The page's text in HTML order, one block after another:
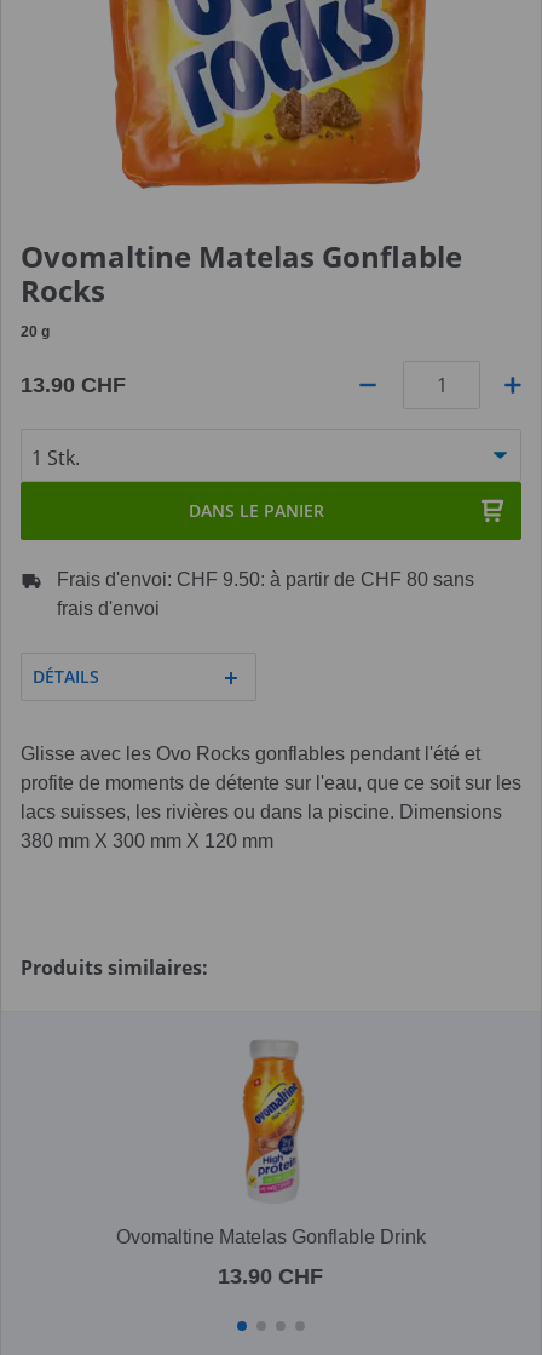
Ovomaltine Matelas Gonflable
Rocks
20 g
13.90 CHF
DANS LE PANIER
Frais d'envoi: CHF 9.50: à partir de CHF 80 sans
frais d'envoi
DÉTAILS
Glisse avec les Ovo Rocks gonflables pendant l'été et
profite de moments de détente sur l'eau, que ce soit sur les
lacs suisses, les rivières ou dans la piscine. Dimensions
380 mm X 300 mm X 120 mm
Produits similaires:
Ovomaltine Matelas Gonflable Drink
13.90 CHF